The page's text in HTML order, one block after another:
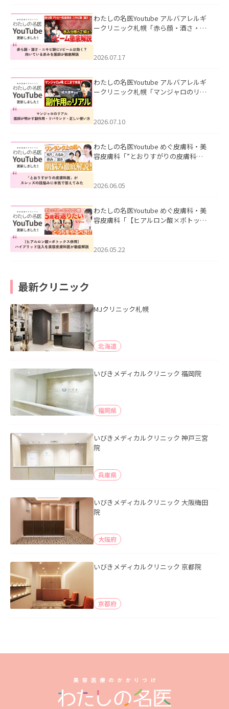
わたしの名医Youtube アルバアレルギ
ークリニック札幌「赤ら顔・酒さ・ニ
した。
2026.07.17
わたしの名医Youtube アルバアレルギ
ークリニック札幌「マンジャロのリア
た。
2026.07.10
わたしの名医Youtube めぐ皮膚科・美
容皮膚科「”とおりすがりの皮膚科
2026.06.05
わたしの名医Youtube めぐ皮膚科・美
容皮膚科「【ヒアルロン酸×ボトック
た。
2026.05.22
最新クリニック
MJクリニック札幌
北海道
いびきメディカルクリニック 福岡院
福岡県
いびきメディカルクリニック 神戸三宮
院
兵庫県
いびきメディカルクリニック 大阪梅田
院
大阪府
いびきメディカルクリニック 京都院
京都府